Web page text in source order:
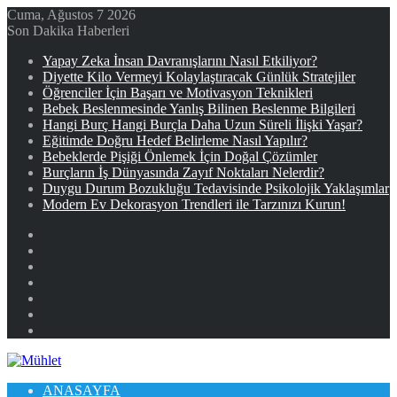
Cuma, Ağustos 7 2026
Son Dakika Haberleri
Yapay Zeka İnsan Davranışlarını Nasıl Etkiliyor?
Diyette Kilo Vermeyi Kolaylaştıracak Günlük Stratejiler
Öğrenciler İçin Başarı ve Motivasyon Teknikleri
Bebek Beslenmesinde Yanlış Bilinen Beslenme Bilgileri
Hangi Burç Hangi Burçla Daha Uzun Süreli İlişki Yaşar?
Eğitimde Doğru Hedef Belirleme Nasıl Yapılır?
Bebeklerde Pişiği Önlemek İçin Doğal Çözümler
Burçların İş Dünyasında Zayıf Noktaları Nelerdir?
Duygu Durum Bozukluğu Tedavisinde Psikolojik Yaklaşımlar
Modern Ev Dekorasyon Trendleri ile Tarzınızı Kurun!
ANASAYFA